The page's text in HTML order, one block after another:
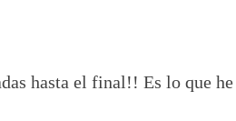
hasta el final!! Es lo que